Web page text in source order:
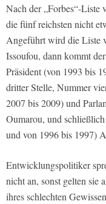
Nach der „Forbes“-Liste
die fünf reichsten nicht
Angeführt wird die Liste
Issoufou, dann kommt
Präsident (von 1993 bis
dritter Stelle, Nummer
2007 bis 2009) und
Oumarou, und
und von 1996 bis 1997)
Entwicklungspolitiker
nicht an, sonst gelten sie
ihres schlechten